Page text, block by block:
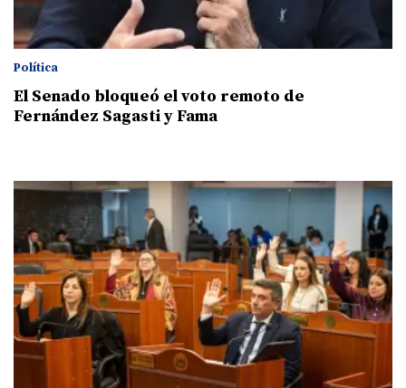
Política
El Senado bloqueó el voto remoto de
Fernández Sagasti y Fama